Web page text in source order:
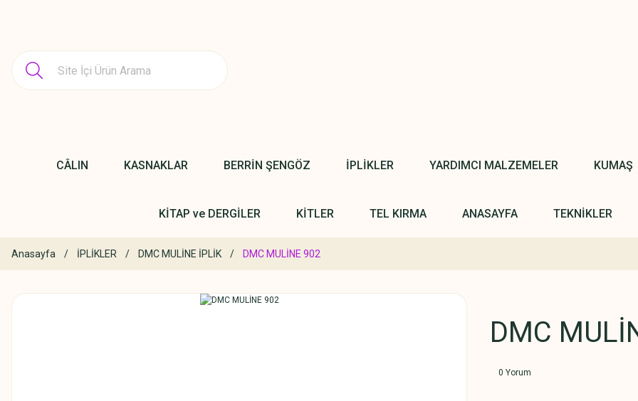
CÂLIN KASNAKLAR BERRİN ŞENGÖZ İPLİKLER YARDIMCI MALZEMELER KUMAŞ
KİTAP ve DERGİLER KİTLER TEL KIRMA ANASAYFA TEKNİKLER
Anasayfa İPLİKLER DMC MULİNE İPLİK DMC MULİNE 902
DMC
0 Yorum